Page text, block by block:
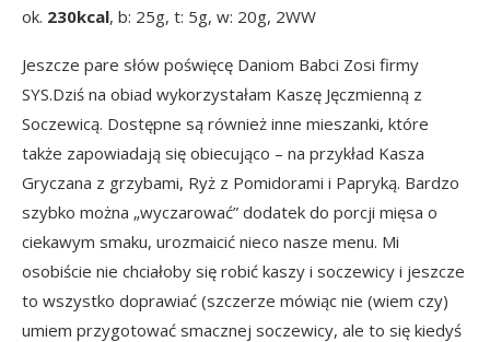
ok. 230kcal, b: 25g, t: 5g, w: 20g, 2WW
Jeszcze pare słów poświęcę Daniom Babci Zosi firmy
SYS.Dziś na obiad wykorzystałam Kaszę Jęczmienną z
Soczewicą. Dostępne są również inne mieszanki, które
także zapowiadają się obiecująco – na przykład Kasza
Gryczana z grzybami, Ryż z Pomidorami i Papryką. Bardzo
szybko można „wyczarować” dodatek do porcji mięsa o
ciekawym smaku, urozmaicić nieco nasze menu. Mi
osobiście nie chciałoby się robić kaszy i soczewicy i jeszcze
to wszystko doprawiać (szczerze mówiąc nie (wiem czy)
umiem przygotować smacznej soczewicy, ale to się kiedyś